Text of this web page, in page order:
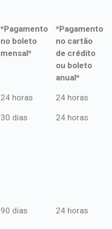
*Pagamento
no boleto
mensal*
*Pagamento
no cartão
de crédito
ou boleto
anual*
*Pagamento
mensal*
*Pagamento
de crédito
24 horas 24 horas
30 dias 24 horas
90 dias 24 horas